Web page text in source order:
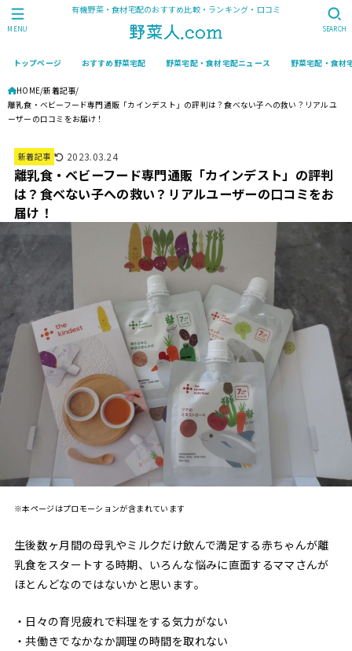
有機野菜・食材宅配のおすすめ比較・ランキング・口コミ
トップページ おすすめ野菜宅配 野菜宅配・食材宅配ニュース 野菜宅配・食材
SEARCH
MENU
HOME 新着記事
離乳食・ベビーフード専門通販「カインデスト」の評判は？食べない子への救い？リアルユ
ーザーの口コミをお届け！
新着記事 2023.03.24
離乳食・ベビーフード専門通販「カインデスト」の評判
は？食べない子への救い？リアルユーザーの口コミをお
届け！
※本ページはプロモーションが含まれています
生後数ヶ月間の母乳やミルクだけ飲んで満足する赤ちゃんが離
乳食をスタートする時期、いろんな悩みに直面するママさんが
ほとんどなのではないかと思います。
・日々の育児疲れで料理をする気力がない
・共働きでなかなか調理の時間を取れない